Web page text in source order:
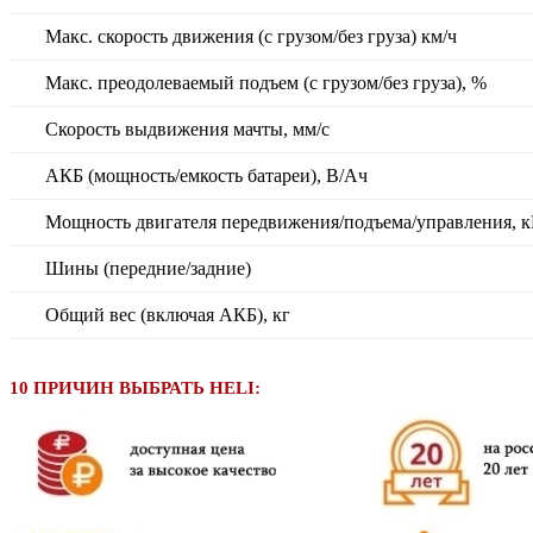
Макс. скорость движения (с грузом/без груза) км/ч
Макс. преодолеваемый подъем (с грузом/без груза), %
Скорость выдвижения мачты, мм/с
АКБ (мощность/емкость батареи), В/Ач
Мощность двигателя передвижения/подъема/управления,
Шины (передние/задние)
Общий вес (включая АКБ), кг
10 ПРИЧИН ВЫБРАТЬ HELI: